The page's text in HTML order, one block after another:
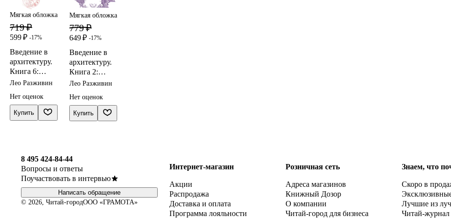
Мягкая обложка
719 ₽
599 ₽ -17%
Введение в
архитектуру.
Книга 6:
Распределени
Лео Разживин
Нет оценок
Купить
Мягкая обложка
779 ₽
649 ₽ -17%
Введение в
архитектуру.
Книга 2:
Расположени
Лео Разживин
Нет оценок
Купить
8 495 424-84-44
Вопросы и ответы
Поучаствовать в интервью
Написать обращение
© 2026, Читай-городООО «ГРАМОТА»
Интернет-магазин
Акции
Распродажа
Доставка и оплата
Программа лояльности
Розничная сеть
Адреса магазинов
Книжный Дозор
О компании
Читай-город для бизнеса
Знаем, что
Скоро в
Лучшие из
Читай-журнал